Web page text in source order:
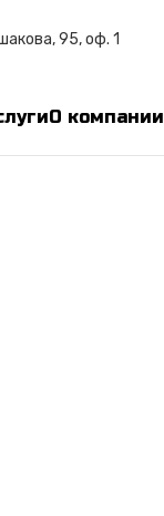
95, оф. 1
О компании